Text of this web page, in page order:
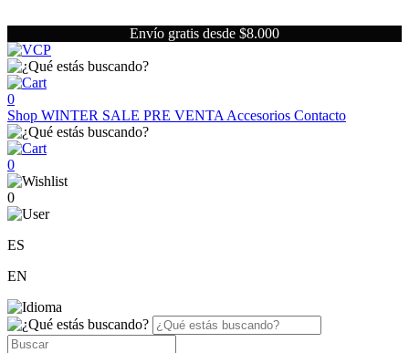
Envío gratis desde $8.000
0
Shop WINTER SALE PRE VENTA Accesorios Contacto
0
0
ES
EN